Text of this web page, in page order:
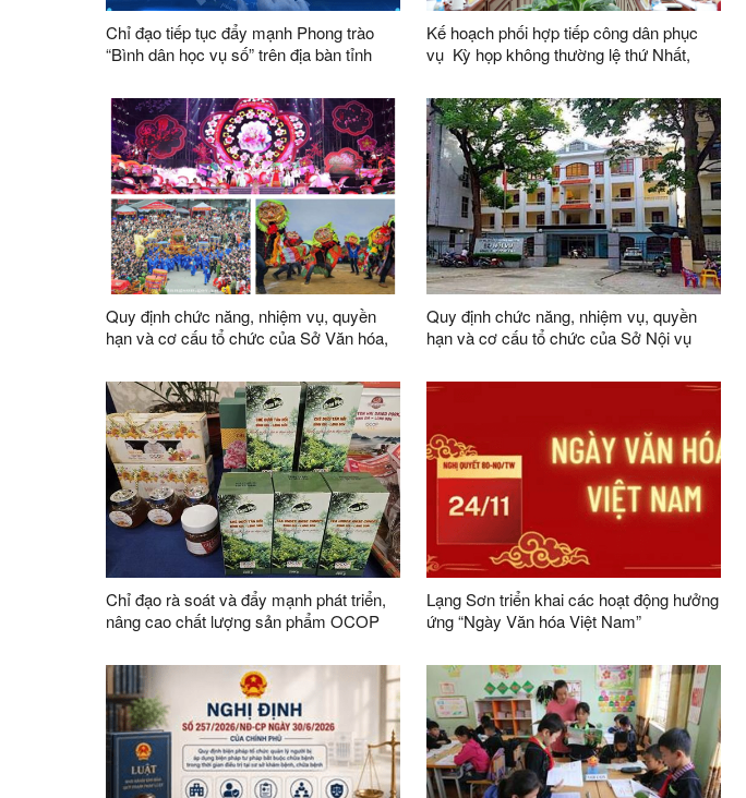
Chỉ đạo tiếp tục đẩy mạnh Phong trào
“Bình dân học vụ số” trên địa bàn tỉnh
Kế hoạch phối hợp tiếp công dân phục
vụ Kỳ họp không thường lệ thứ Nhất,
Quy định chức năng, nhiệm vụ, quyền
hạn và cơ cấu tổ chức của Sở Văn hóa,
Quy định chức năng, nhiệm vụ, quyền
hạn và cơ cấu tổ chức của Sở Nội vụ
Chỉ đạo rà soát và đẩy mạnh phát triển,
nâng cao chất lượng sản phẩm OCOP
Lạng Sơn triển khai các hoạt động hưởng
ứng “Ngày Văn hóa Việt Nam”